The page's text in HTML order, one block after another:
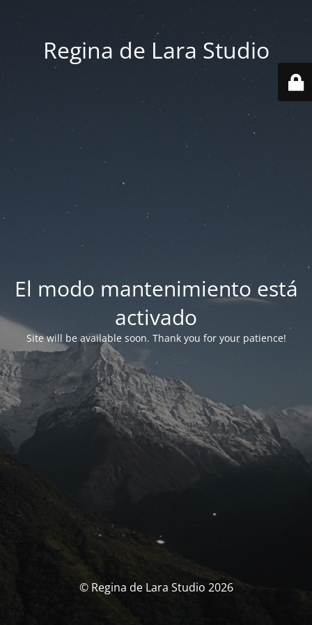
Regina de Lara Studio
El modo mantenimiento está
activado
Site will be available soon. Thank you for your patience!
© Regina de Lara Studio 2026